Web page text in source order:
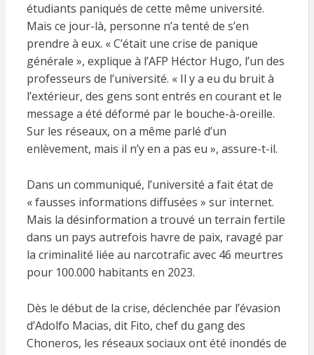
étudiants paniqués de cette même université.
Mais ce jour-là, personne n’a tenté de s’en
prendre à eux. « C’était une crise de panique
générale », explique à l’AFP Héctor Hugo, l’un des
professeurs de l’université. « Il y a eu du bruit à
l’extérieur, des gens sont entrés en courant et le
message a été déformé par le bouche-à-oreille.
Sur les réseaux, on a même parlé d’un
enlèvement, mais il n’y en a pas eu », assure-t-il.
Dans un communiqué, l’université a fait état de
« fausses informations diffusées » sur internet.
Mais la désinformation a trouvé un terrain fertile
dans un pays autrefois havre de paix, ravagé par
la criminalité liée au narcotrafic avec 46 meurtres
pour 100.000 habitants en 2023.
Dès le début de la crise, déclenchée par l’évasion
d’Adolfo Macias, dit Fito, chef du gang des
Choneros, les réseaux sociaux ont été inondés de